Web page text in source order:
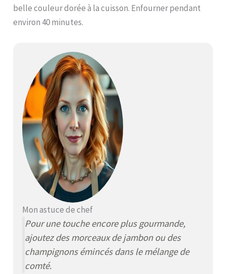
belle couleur dorée à la cuisson. Enfourner pendant
environ 40 minutes.
Mon astuce de chef
Pour une touche encore plus gourmande,
ajoutez des morceaux de jambon ou des
champignons émincés dans le mélange de
comté.